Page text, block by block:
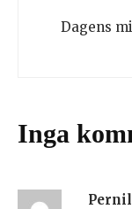
Dagens
Inga